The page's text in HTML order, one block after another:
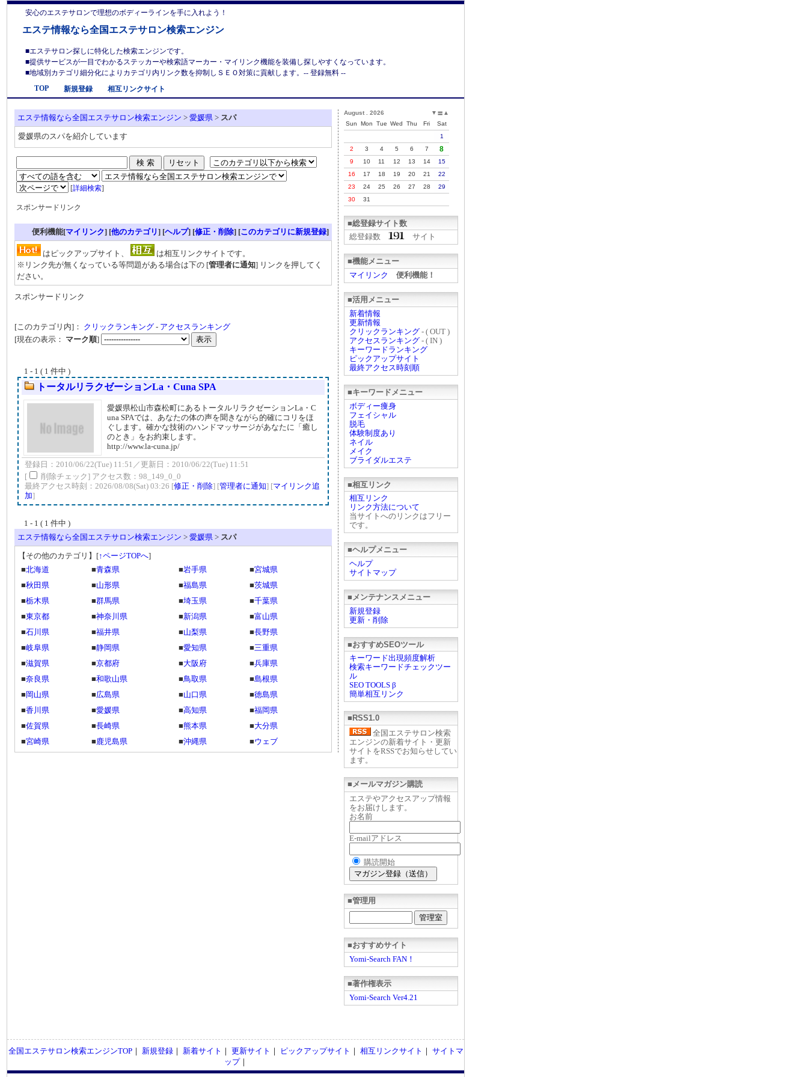
安心のエステサロンで理想のボディーラインを手に入れよう！
エステ情報なら全国エステサロン検索エンジン
■エステサロン探しに特化した検索エンジンです。
■提供サービスが一目でわかるステッカーや検索語マーカー・マイリンク機能を装備し探しやすくなっています。
■地域別カテゴリ細分化によりカテゴリ内リンク数を抑制しＳＥＯ対策に貢献します。-- 登録無料 --
TOP
新規登録 相互リンクサイト
▲
〓
▼
August . 2026
Sun
Mon Tue Wed Thu Fri
Sat
1
2
3 4 5 6 7 8
9 10 11 12 13 14
15
16
17 18 19 20 21
22
23
24 25 26 27 28
29
30
31
■総登録サイト数
総登録数
サイト
■機能メニュー
マイリンク
便利機能！
■活用メニュー
新着情報
更新情報
クリックランキング - ( OUT )
アクセスランキング - ( IN )
キーワードランキング
ピックアップサイト
最終アクセス時刻順
■キーワードメニュー
ボディー痩身
フェイシャル
脱毛
体験制度あり
ネイル
メイク
ブライダルエステ
■相互リンク
相互リンク
リンク方法について
当サイトへのリンクはフリー
です。
■ヘルプメニュー
ヘルプ
サイトマップ
■メンテナンスメニュー
新規登録
更新・削除
■おすすめSEOツール
キーワード出現頻度解析
検索キーワードチェックツー
ル
SEO TOOLS β
簡単相互リンク
■RSS1.0
全国エステサロン検索
エンジンの新着サイト・更新
サイトをRSSでお知らせしてい
ます。
■メールマガジン購読
エステやアクセスアップ情報
をお届けします。
お名前
E-mailアドレス
購読開始
■管理用
■おすすめサイト
Yomi-Search FAN！
■著作権表示
Yomi-Search Ver4.21
エステ情報なら全国エステサロン検索エンジン > 愛媛県 > スパ
愛媛県のスパを紹介しています
[詳細検索]
スポンサードリンク
便利機能[マイリンク] [他のカテゴリ] [ヘルプ] [修正・削除] [このカテゴリに新規登録]
はピックアップサイト、
は相互リンクサイトです。
※リンク先が無くなっている等問題がある場合は下の [管理者に通知] リンクを押してく
ださい。
スポンサードリンク
[このカテゴリ内]： クリックランキング - アクセスランキング
[現在の表示： マーク順]
1 - 1 ( 1 件中 )
トータルリラクゼーションLa・Cuna SPA
愛媛県松山市森松町にあるトータルリラクゼーションLa・C
una SPAでは、あなたの体の声を聞きながら的確にコリをほ
ぐします。確かな技術のハンドマッサージがあなたに「癒し
のとき」をお約束します。
http://www.la-cuna.jp/
登録日：2010/06/22(Tue) 11:51／更新日：2010/06/22(Tue) 11:51
[
削除チェック] アクセス数：98_149_0_0
最終アクセス時刻：2026/08/08(Sat) 03:26 [修正・削除] [管理者に通知] [マイリンク追
加]
1 - 1 ( 1 件中 )
エステ情報なら全国エステサロン検索エンジン > 愛媛県 > スパ
【その他のカテゴリ】 [↑ページTOPへ]
■北海道 ■青森県 ■岩手県 ■宮城県
■秋田県 ■山形県 ■福島県 ■茨城県
■栃木県 ■群馬県 ■埼玉県 ■千葉県
■東京都 ■神奈川県 ■新潟県 ■富山県
■石川県 ■福井県 ■山梨県 ■長野県
■岐阜県 ■静岡県 ■愛知県 ■三重県
■滋賀県 ■京都府 ■大阪府 ■兵庫県
■奈良県 ■和歌山県 ■鳥取県 ■島根県
■ 岡山県 ■広島県 ■山口県 ■徳島県
■香川県 ■愛媛県 ■高知県 ■福岡県
■佐賀県 ■長崎県 ■熊本県 ■大分県
■宮崎県 ■鹿児島県 ■沖縄県 ■ウェブ
全国エステサロン検索エンジンTOP｜ 新規登録｜ 新着サイト ｜ 更新サイト ｜ ピックアップサイト ｜ 相互リンクサイト ｜ サイトマ
ップ｜